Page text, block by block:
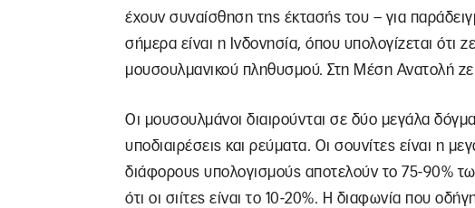
έχουν συναίσθηση της έκτασής του – για
σήμερα είναι η Ινδονησία, όπου υπολογίζεται ότι
μουσουλμανικού πληθυσμού. Στη Μέση Ανατολή
Οι μουσουλμάνοι διαιρούνται σε δύο μεγάλα
υποδιαιρέσεις και ρεύματα. Οι σουνίτες είναι η
διάφορους υπολογισμούς αποτελούν το 75-90%
ότι οι σιίτες είναι το 10-20%. Η διαφωνία που